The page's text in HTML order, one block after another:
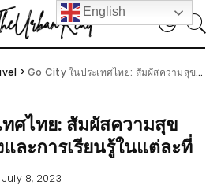
>Go City ในประเทศไทย: สัมผัสความสุขของการเดินทางและการเรียนรู้ในแต่ละที่
ทศไทย: สัมผัสความสุข
ละการเรียนรู้ในแต่ละที่
July 8, 2023
English